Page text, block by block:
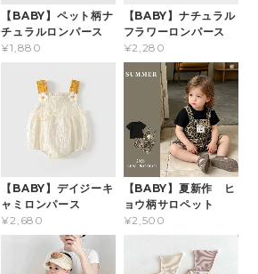
【BABY】ペット柄ナ
チュラルロンパース
¥1,880
【BABY】ナチュラル
フラワーロンパース
¥2,280
【BABY】デイジーキ
ャミロンパース
¥2,680
【BABY】夏新作 ヒ
ョウ柄サロペット
¥2,500